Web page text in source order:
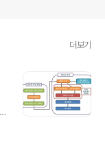
더보기